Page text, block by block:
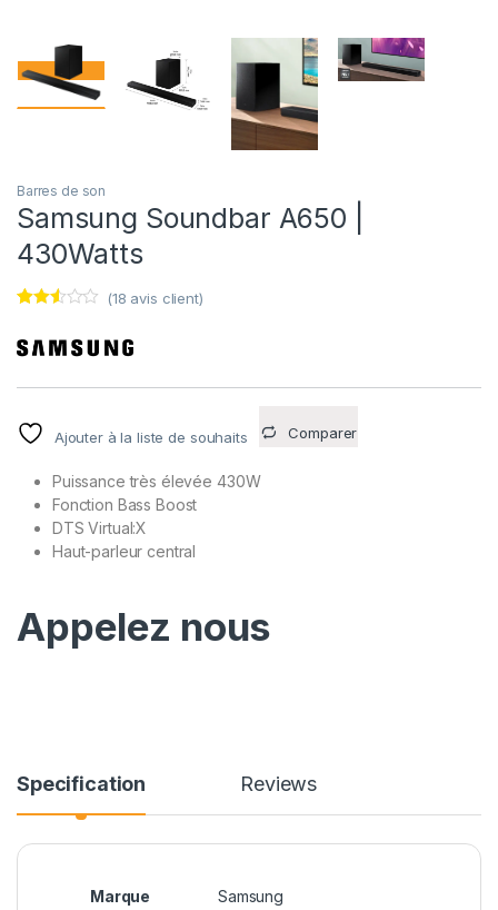
Barres de son
Samsung Soundbar A650 |
430Watts
sur
ons
client
(18 avis client)
Ajouter à la liste de souhaits Comparer
Puissance très élevée 430W
Fonction Bass Boost
DTS Virtual:X
Haut-parleur central
Appelez nous
Specification Reviews
Marque Samsung